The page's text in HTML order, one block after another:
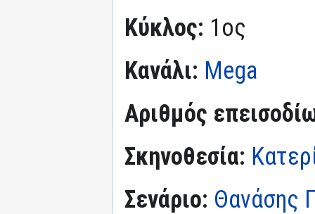
Κύκλος: 1ος
Κανάλι: Mega
Αριθμός
Σκηνοθεσία:
Σενάριο: Θανάσης